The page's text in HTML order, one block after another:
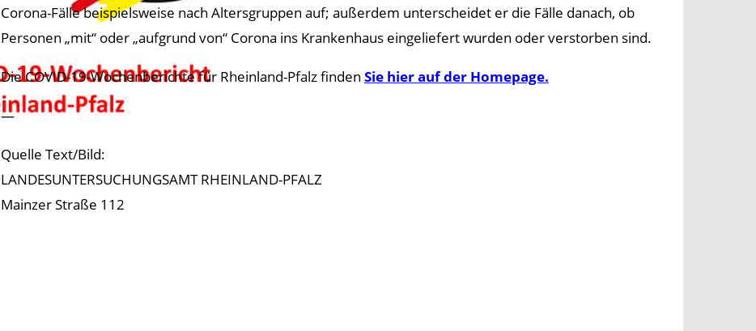
Corona-Fälle beispielsweise nach Altersgruppen auf; außerdem unterscheidet er die Fälle danach, ob
Personen „mit“ oder „aufgrund von“ Corona ins Krankenhaus eingeliefert wurden oder verstorben sind.
Die COVID-19-Wochenberichte für Rheinland-Pfalz finden Sie hier auf der Homepage.
—
Quelle Text/Bild:
LANDESUNTERSUCHUNGSAMT RHEINLAND-PFALZ
Mainzer Straße 112